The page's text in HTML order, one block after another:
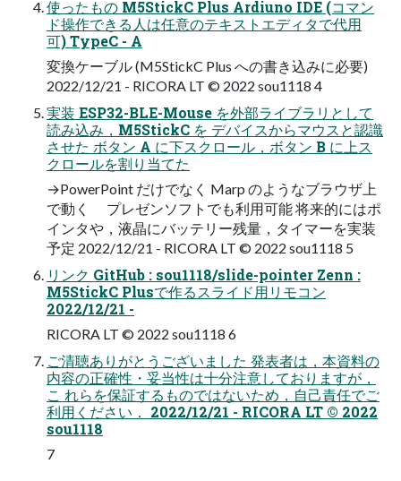
使ったもの M5StickC Plus Ardiuno IDE (コマン
ド操作できる人は任意のテキストエディタで代用
可) TypeC - A
変換ケーブル (M5StickC Plus への書き込みに必要)
2022/12/21 - RICORA LT © 2022 sou1118 4
実装 ESP32-BLE-Mouse を外部ライブラリとして
読み込み，M5StickC を デバイスからマウスと認識
させた ボタン A に下スクロール，ボタン B に上ス
クロールを割り当てた
→PowerPoint だけでなく Marp のようなブラウザ上
で動く プレゼンソフトでも利用可能 将来的にはポ
インタや，液晶にバッテリー残量，タイマーを実装
予定 2022/12/21 - RICORA LT © 2022 sou1118 5
リンク GitHub : sou1118/slide-pointer Zenn :
M5StickC Plusで作るスライド用リモコン
2022/12/21 -
RICORA LT © 2022 sou1118 6
ご清聴ありがとうございました 発表者は，本資料の
内容の正確性・妥当性は十分注意しておりますが，
こ れらを保証するものではないため，自己責任でご
利用ください． 2022/12/21 - RICORA LT © 2022
sou1118
7